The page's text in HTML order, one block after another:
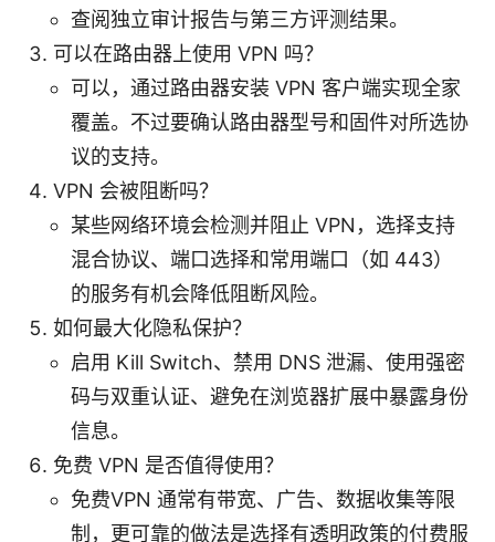
查阅独立审计报告与第三方评测结果。
可以在路由器上使用 VPN 吗？
可以，通过路由器安装 VPN 客户端实现全家
覆盖。不过要确认路由器型号和固件对所选协
议的支持。
VPN 会被阻断吗？
某些网络环境会检测并阻止 VPN，选择支持
混合协议、端口选择和常用端口（如 443）
的服务有机会降低阻断风险。
如何最大化隐私保护？
启用 Kill Switch、禁用 DNS 泄漏、使用强密
码与双重认证、避免在浏览器扩展中暴露身份
信息。
免费 VPN 是否值得使用？
免费VPN 通常有带宽、广告、数据收集等限
制，更可靠的做法是选择有透明政策的付费服